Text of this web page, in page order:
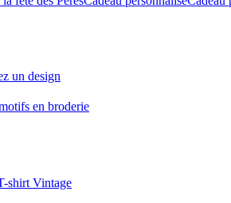
un design
en broderie
shirt Vintage